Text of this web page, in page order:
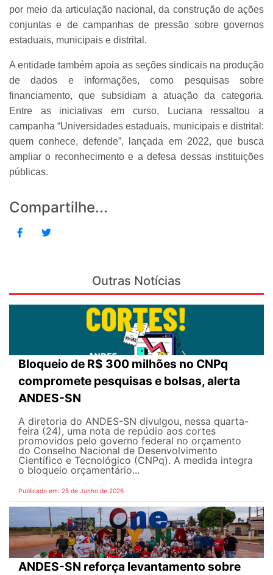
por meio da articulação nacional, da construção de ações
conjuntas e de campanhas de pressão sobre governos
estaduais, municipais e distrital.
A entidade também apoia as seções sindicais na produção
de dados e informações, como pesquisas sobre
financiamento, que subsidiam a atuação da categoria.
Entre as iniciativas em curso, Luciana ressaltou a
campanha “Universidades estaduais, municipais e distrital:
quem conhece, defende”, lançada em 2022, que busca
ampliar o reconhecimento e a defesa dessas instituições
públicas.
Compartilhe...
Outras Notícias
Bloqueio de R$ 300 milhões no CNPq
compromete pesquisas e bolsas, alerta
ANDES-SN
A diretoria do ANDES-SN divulgou, nessa quarta-
feira (24), uma nota de repúdio aos cortes
promovidos pelo governo federal no orçamento
do Conselho Nacional de Desenvolvimento
Científico e Tecnológico (CNPq). A medida integra
o bloqueio orçamentário...
Publicado em: 25 de Junho de 2026
ANDES-SN reforça levantamento sobre